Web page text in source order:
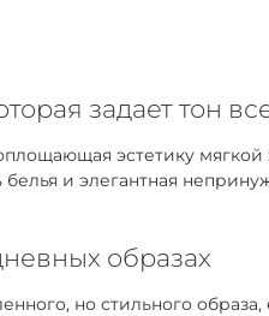
задает тон
эстетику
и элегантная
образах
но стильного